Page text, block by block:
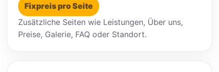
Fixpreis pro Seite
Zusätzliche Seiten wie Leistungen, Über uns,
Preise, Galerie, FAQ oder Standort.